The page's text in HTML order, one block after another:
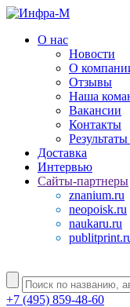
О нас
Новости
О
Отзывы
Наша
Вакансии
Контакты
Доставка
Интервью
Сайты-партнеры
znanium.ru
neopoisk.ru
naukaru.ru
+7 (495) 859-48-60